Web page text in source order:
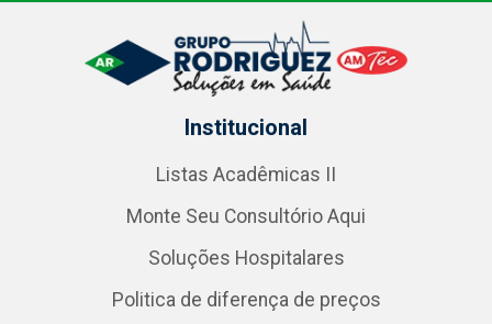
Institucional
Listas Acadêmicas II
Monte Seu Consultório Aqui
Soluções Hospitalares
Politica de diferença de preços